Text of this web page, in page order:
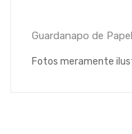
Guardanapo de
Fotos meramente